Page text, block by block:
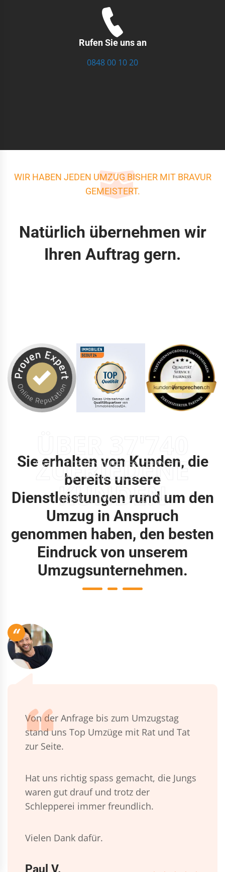
Rufen Sie uns an
0848 00 10 20
WIR HABEN JEDEN UMZUG BISHER MIT BRAVUR
GEMEISTERT.
Natürlich übernehmen wir
Ihren Auftrag gern.
ZUFRIEDENE
KUNDEN
Sie erhalten von Kunden, die
bereits unsere
Dienstleistungen rund um den
Umzug in Anspruch
genommen haben, den besten
Eindruck von unserem
Umzugsunternehmen.
“
Von der Anfrage bis zum Umzugstag
stand uns Top Umzüge mit Rat und Tat
zur Seite.
Hat uns richtig spass gemacht, die Jungs
waren gut drauf und trotz der
Schlepperei immer freundlich.
Vielen Dank dafür.
Paul V.